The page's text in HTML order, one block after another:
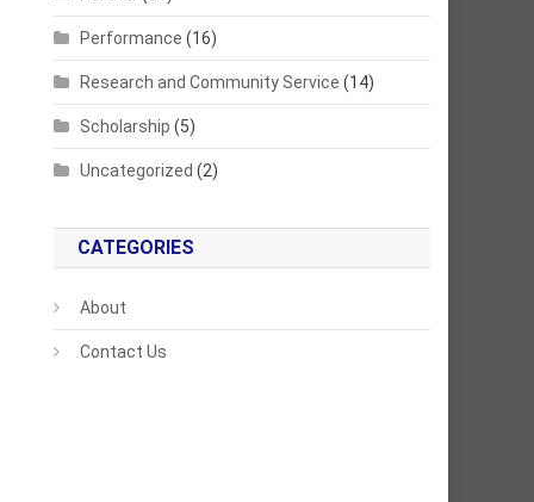
Performance (16)
Research and Community Service (14)
Scholarship (5)
Uncategorized (2)
CATEGORIES
About
Contact Us